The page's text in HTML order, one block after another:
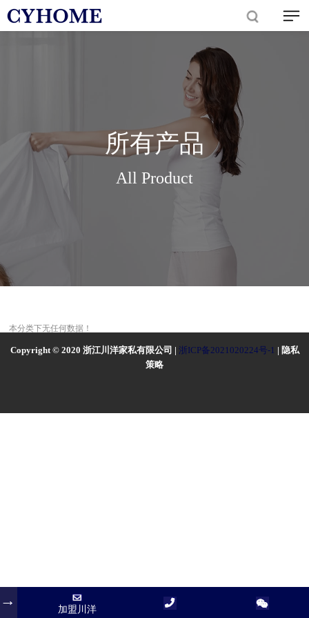
所有产品
All Product
本分类下无任何数据！
Copyright © 2020 浙江川洋家私有限公司 | 浙ICP备2021020224号-1 | 隐私
策略
加盟川洋
加盟川洋